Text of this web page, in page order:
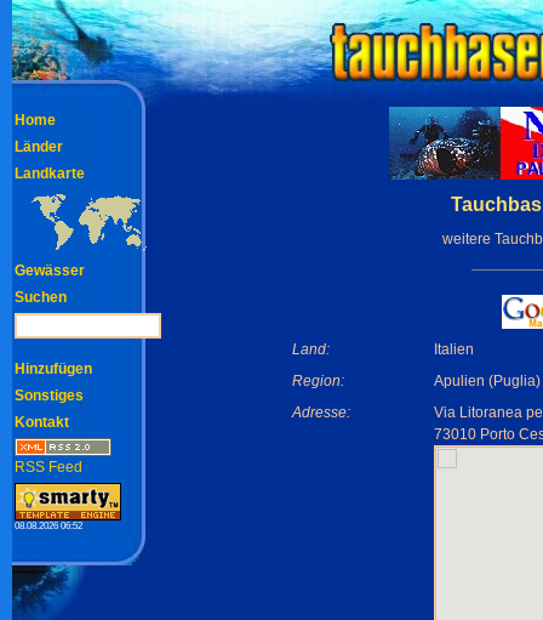
weitere
Land:
Italien
Region:
Apulien (Puglia)
Adresse:
Via Litoranea
73010 Porto
Home
Länder
Landkarte
Gewässer
Suchen
Hinzufügen
Sonstiges
Kontakt
RSS Feed
08.08.2026 06:52